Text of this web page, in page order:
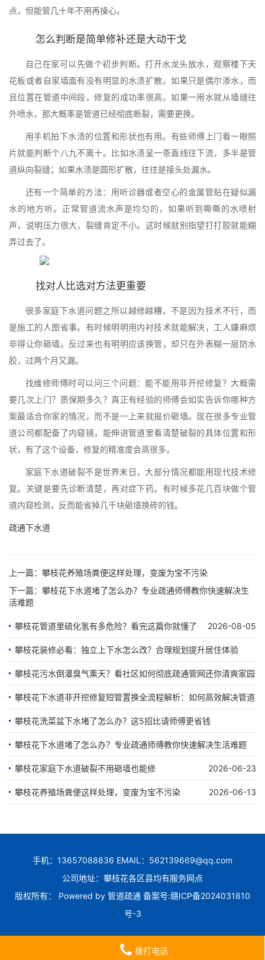
点，但能管几十年不用再操心。
怎么判断是简单修补还是大动干戈
自己在家可以先做个初步判断。打开水龙头放水，观察楼下天
花板或者自家墙面有没有明显的水渍扩散。如果只是偶尔渗水，而
且位置在管道中间段，修复的成功率很高。如果一用水就从墙缝往
外喷水，那大概率是管道已经彻底断裂，需要更换。
用手机拍下水渍的位置和形状也有用。有些师傅上门看一眼照
片就能判断个八九不离十。比如水渍呈一条直线往下流，多半是管
道纵向裂缝；如果水渍是圆形扩散，往往是接头处漏水。
还有一个简单的方法：用听诊器或者空心的金属管贴在疑似漏
水的地方听。正常管道流水声是均匀的，如果听到嘶嘶的水喷射
声，说明压力很大，裂缝肯定不小。这时候就别指望打打胶就能糊
弄过去了。
找对人比选对方法更重要
很多家庭下水道问题之所以越修越糟，不是因为技术不行，而
是施工的人图省事。有时候明明用内衬技术就能解决，工人嫌麻烦
非得让你砸墙。反过来也有明明应该换管，却只在外表糊一层防水
胶，过两个月又漏。
找维修师傅时可以问三个问题：能不能用非开挖修复？大概需
要几次上门？质保期多久？真正有经验的师傅会如实告诉你哪种方
案最适合你家的情况，而不是一上来就报价砸墙。现在很多专业管
道公司都配备了内窥镜，能伸进管道里看清楚破裂的具体位置和形
状，有了这个设备，修复的精准度会高很多。
家庭下水道破裂不是世界末日，大部分情况都能用现代技术修
复。关键是要先诊断清楚，再对症下药。有时候多花几百块做个管
道内窥检测，反而能省掉几千块砸墙换砖的钱。
疏通下水道
上一篇： 攀枝花养殖场粪便这样处理，变废为宝不污染
下一篇： 攀枝花下水道堵了怎么办？专业疏通师傅教你快速解决生
活难题
攀枝花管道里硫化氢有多危险？看完这篇你就懂了 2026-08-05
攀枝花装修必看：独立上下水怎么改？合理规划提升居住体验
2026-07-28
攀枝花污水倒灌臭气熏天？看社区如何彻底疏通管网还你清爽家园
2026-07-24
攀枝花下水道非开挖修复短管置换全流程解析：如何高效解决管道
堵塞难题
2026-07-23
攀枝花洗菜盆下水堵了怎么办？这5招比请师傅更省钱
2026-07-17
攀枝花下水道堵了怎么办？专业疏通师傅教你快速解决生活难题
2026-07-07
攀枝花家庭下水道破裂不用砸墙也能修 2026-06-23
攀枝花养殖场粪便这样处理，变废为宝不污染 2026-06-13
手机：13657088836 EMAIL：562139669@qq.com
公司地址：攀枝花各区县均有服务网点
版权所有： Powered by 管道疏通 备案号:赣ICP备2024031810
号-3
拨打电话